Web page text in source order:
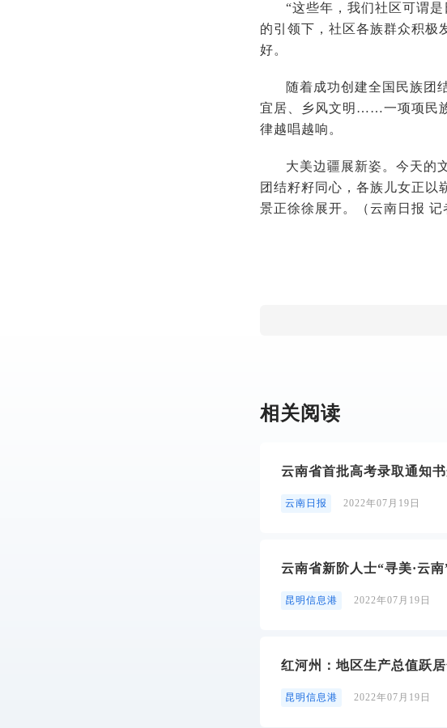
“这些年，我们社区可谓
的引领下，社区各族群众积极
好。
随着成功创建全国民族团
宜居、乡风文明……一项项民
律越唱越响。
大美边疆展新姿。今天的
团结籽籽同心，各族儿女正以
景正徐徐展开。（云南日报 记
相关阅读
云南省首批高考录取通知
云南日报 2022年07月19日
云南省新阶人士“寻美·云
昆明信息港 2022年07月19日
红河州：地区生产总值跃
昆明信息港 2022年07月19日